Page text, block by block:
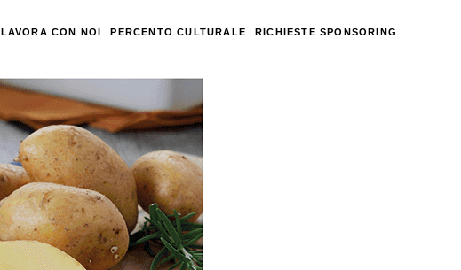
LAVORA CON NOI PERCENTO CULTURALE RICHIESTE SPONSORING